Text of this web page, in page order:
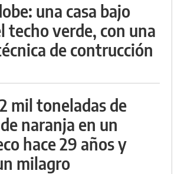
una casa bajo
techo verde, con una
de contrucción
mil toneladas de
naranja en un
hace 29 años y
milagro